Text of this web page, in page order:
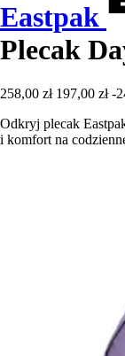
Eastpak
Plecak
258,00 zł 197,00 zł -
Odkryj plecak
i komfort na